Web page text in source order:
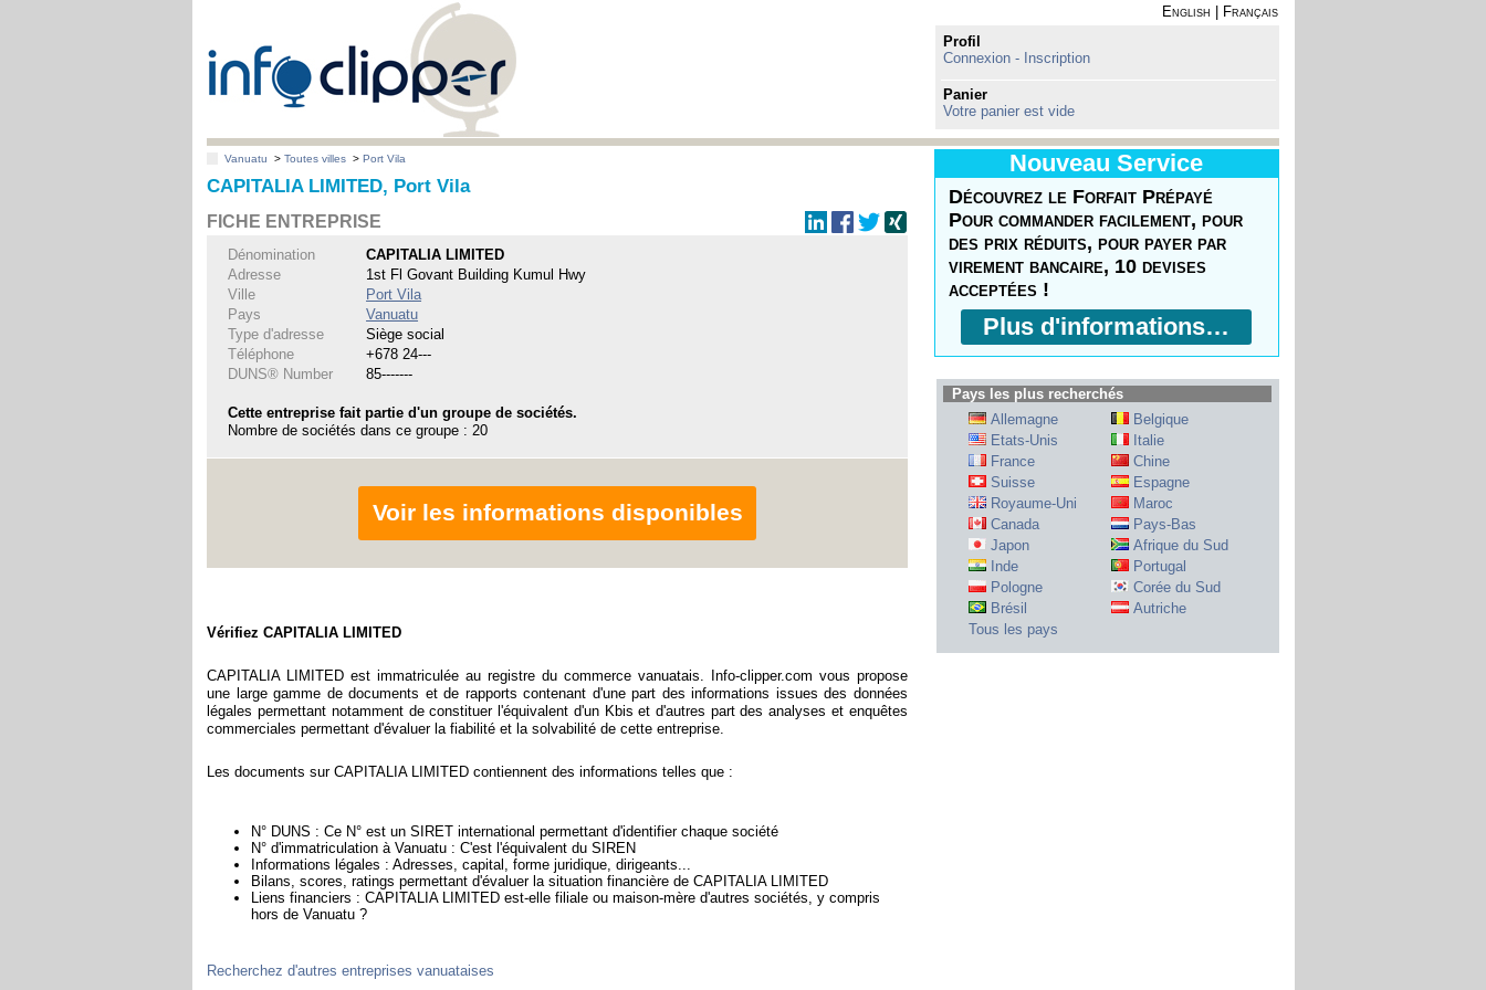
English
Français
Profil
Connexion - Inscription
Panier
Votre panier est vide
Vanuatu >Toutes villes >Port Vila
CAPITALIA LIMITED, Port Vila
FICHE ENTREPRISE
Dénomination
CAPITALIA LIMITED
Adresse
1st Fl Govant Building Kumul Hwy
Ville
Port Vila
Pays
Vanuatu
Type d'adresse
Siège social
Téléphone
+678 24---
DUNS® Number
85-------
Cette entreprise fait partie d'un groupe de sociétés.
Nombre de sociétés dans ce groupe : 20
Voir les informations disponibles
Vérifiez CAPITALIA LIMITED
CAPITALIA LIMITED est immatriculée au registre du commerce vanuatais. Info-clipper.com vous propose
une large gamme de documents et de rapports contenant d'une part des informations issues des données
légales permettant notamment de constituer l'équivalent d'un Kbis et d'autres part des analyses et enquêtes
commerciales permettant d'évaluer la fiabilité et la solvabilité de cette entreprise.
Les documents sur CAPITALIA LIMITED contiennent des informations telles que :
N° DUNS : Ce N° est un SIRET international permettant d'identifier chaque société
N° d'immatriculation à Vanuatu : C'est l'équivalent du SIREN
Informations légales : Adresses, capital, forme juridique, dirigeants...
Bilans, scores, ratings permettant d'évaluer la situation financière de CAPITALIA LIMITED
Liens financiers : CAPITALIA LIMITED est-elle filiale ou maison-mère d'autres sociétés, y compris
hors de Vanuatu ?
Recherchez d'autres entreprises vanuataises
Nouveau Service
Découvrez le Forfait Prépayé
Pour commander facilement, pour
des prix réduits, pour payer par
virement bancaire, 10 devises
acceptées !
Plus d'informations…
Pays les plus recherchés
Allemagne
Belgique
Etats-Unis
Italie
France
Chine
Suisse
Espagne
Royaume-Uni
Maroc
Canada
Pays-Bas
Japon
Afrique du Sud
Inde
Portugal
Pologne
Corée du Sud
Brésil
Autriche
Tous les pays